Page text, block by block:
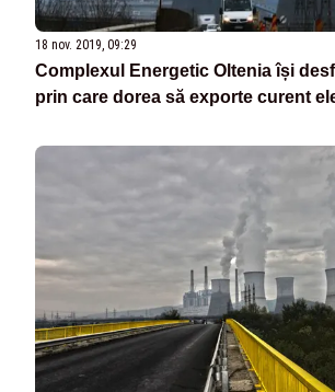
18 nov. 2019, 09:29
Complexul Energetic Oltenia își
prin care dorea să exporte curent